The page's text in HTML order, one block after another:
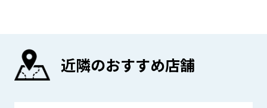
近隣のおすすめ店舗